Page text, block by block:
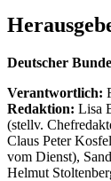
Deutscher
Verantwortlich:
Redaktion: Lisa
(stellv.
Claus Peter
vom Dienst),
Helmut